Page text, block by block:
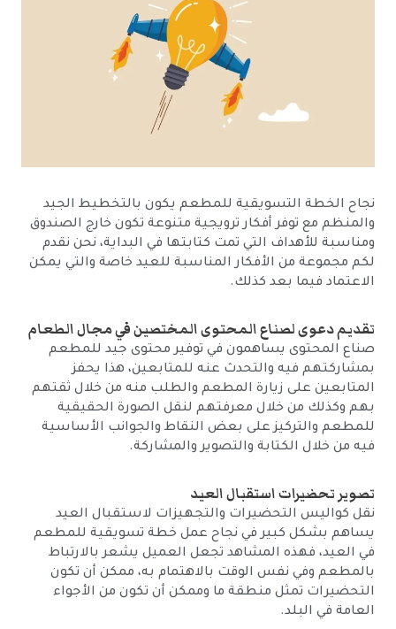
نجاح الخطة التسويقية للمطعم يكون بالتخطيط الجيد
والمنظم مع توفر أفكار ترويجية متنوعة تكون خارج الصندوق
ومناسبة للأهداف التي تمت كتابتها في البداية، نحن نقدم
لكم مجموعة من الأفكار المناسبة للعيد خاصة والتي يمكن
الاعتماد فيما بعد كذلك.
تقديم دعوى لصناع المحتوى المختصين في مجال الطعام
صناع المحتوى يساهمون في توفير محتوى جيد للمطعم
بمشاركتهم فيه والتحدث عنه للمتابعين، هذا يحفز
المتابعين على زيارة المطعم والطلب منه من خلال ثقتهم
بهم وكذلك من خلال معرفتهم لنقل الصورة الحقيقية
للمطعم والتركيز على بعض النقاط والجوانب الأساسية
فيه من خلال الكتابة والتصوير والمشاركة.
تصوير تحضيرات استقبال العيد
نقل كواليس التحضيرات والتجهيزات لاستقبال العيد
يساهم بشكل كبير في نجاح عمل خطة تسويقية للمطعم
في العيد، فهذه المشاهد تجعل العميل يشعر بالارتباط
بالمطعم وفي نفس الوقت بالاهتمام به، ممكن أن تكون
التحضيرات تمثل منطقة ما وممكن أن تكون من الأجواء
العامة في البلد.